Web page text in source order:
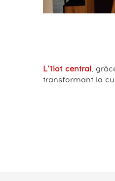
L’îlot central,
transformant la